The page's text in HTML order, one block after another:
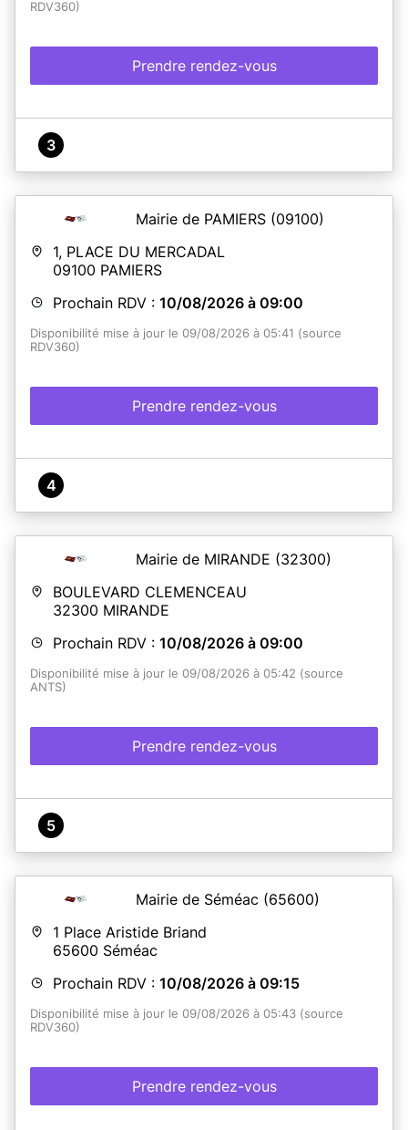
RDV360)
Prendre rendez-vous
3
Mairie de PAMIERS (09100)
1, PLACE DU MERCADAL
09100 PAMIERS
Prochain RDV : 10/08/2026 à 09:00
Disponibilité mise à jour le 09/08/2026 à 05:41 (source
RDV360)
Prendre rendez-vous
4
Mairie de MIRANDE (32300)
BOULEVARD CLEMENCEAU
32300 MIRANDE
Prochain RDV : 10/08/2026 à 09:00
Disponibilité mise à jour le 09/08/2026 à 05:42 (source
ANTS)
Prendre rendez-vous
5
Mairie de Séméac (65600)
1 Place Aristide Briand
65600 Séméac
Prochain RDV : 10/08/2026 à 09:15
Disponibilité mise à jour le 09/08/2026 à 05:43 (source
RDV360)
Prendre rendez-vous